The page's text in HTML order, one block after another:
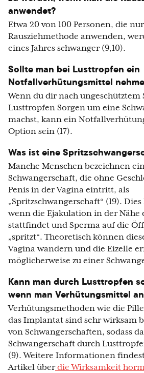
anwendet?
Etwa 20 von 100 Personen, die
Rausziehmethode anwenden,
eines Jahres schwanger (9,10).
Sollte man bei Lusttropfen ein
Notfallverhütungsmittel
Wenn du dir nach ungeschütztem
Lusttropfen Sorgen um eine
machst, kann ein
Option sein (17).
Was ist eine
Manche Menschen bezeichnen
Schwangerschaft, die ohne
Penis in der Vagina eintritt, als
„Spritzschwangerschaft“ (19).
wenn die Ejakulation in der Nähe
stattfindet und Sperma auf die
„spritzt“. Theoretisch können
Vagina wandern und die Eizelle
möglicherweise zu einer
Kann man durch Lusttropfen
wenn man Verhütungsmittel
Verhütungsmethoden wie die
das Implantat sind sehr wirksam
von Schwangerschaften, sodass
Schwangerschaft durch
(9). Weitere Informationen
Artikel überdie Wirksamkeit